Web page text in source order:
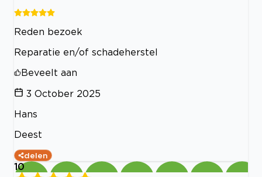
Reden bezoek
Reparatie en/of schadeherstel
Beveelt aan
3 October 2025
Hans
Deest
delen
10